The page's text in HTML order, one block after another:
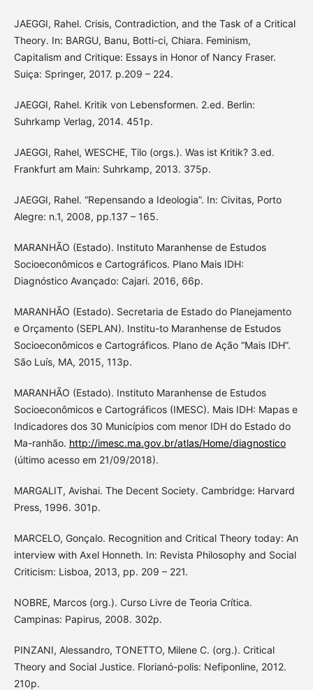
JAEGGI, Rahel. Crisis, Contradiction, and the Task of a Critical
Theory. In: BARGU, Banu, Botti-ci, Chiara. Feminism,
Capitalism and Critique: Essays in Honor of Nancy Fraser.
Suiça: Springer, 2017. p.209 – 224.
JAEGGI, Rahel. Kritik von Lebensformen. 2.ed. Berlin:
Suhrkamp Verlag, 2014. 451p.
JAEGGI, Rahel, WESCHE, Tilo (orgs.). Was ist Kritik? 3.ed.
Frankfurt am Main: Suhrkamp, 2013. 375p.
JAEGGI, Rahel. “Repensando a Ideologia”. In: Civitas, Porto
Alegre: n.1, 2008, pp.137 – 165.
MARANHÃO (Estado). Instituto Maranhense de Estudos
Socioeconômicos e Cartográficos. Plano Mais IDH:
Diagnóstico Avançado: Cajari. 2016, 66p.
MARANHÃO (Estado). Secretaria de Estado do Planejamento
e Orçamento (SEPLAN). Institu-to Maranhense de Estudos
Socioeconômicos e Cartográficos. Plano de Ação “Mais IDH”.
São Luís, MA, 2015, 113p.
MARANHÃO (Estado). Instituto Maranhense de Estudos
Socioeconômicos e Cartográficos (IMESC). Mais IDH: Mapas e
Indicadores dos 30 Municípios com menor IDH do Estado do
Ma-ranhão. http://imesc.ma.gov.br/atlas/Home/diagnostico
(último acesso em 21/09/2018).
MARGALIT, Avishai. The Decent Society. Cambridge: Harvard
Press, 1996. 301p.
MARCELO, Gonçalo. Recognition and Critical Theory today: An
interview with Axel Honneth. In: Revista Philosophy and Social
Criticism: Lisboa, 2013, pp. 209 – 221.
NOBRE, Marcos (org.). Curso Livre de Teoria Crítica.
Campinas: Papirus, 2008. 302p.
PINZANI, Alessandro, TONETTO, Milene C. (org.). Critical
Theory and Social Justice. Florianó-polis: Nefiponline, 2012.
210p.